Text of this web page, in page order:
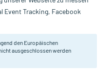
Produkten
Event Tracking, Facebook
den Europäischen
ausgeschlossen werden